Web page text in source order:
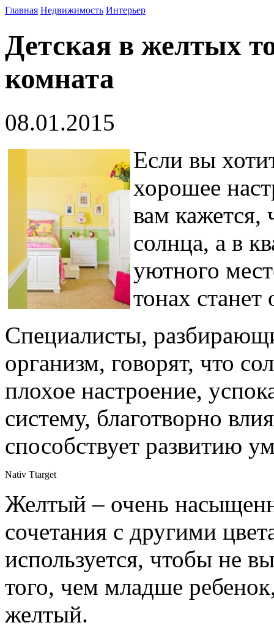
Главная Недвижимость Интерьер
Детская в желтых
комната
08.01.2015
Если вы
хорошее
вам кажется,
солнца, а в
уютного
тонах
Специалисты,
организм, говорят, что
плохое настроение,
систему, благотворно
способствует развитию
Nativ Ttarget
Желтый – очень
сочетания с другими
используется, чтобы не
того, чем младше
желтый.